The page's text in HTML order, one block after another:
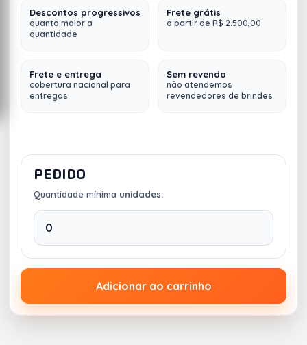
Descontos progressivos
quanto maior a
quantidade
Frete grátis
a partir de R$ 2.500,00
Frete e entrega
cobertura nacional para
entregas
Sem revenda
não atendemos
revendedores de brindes
PEDIDO
Quantidade mínima unidades.
Adicionar ao carrinho